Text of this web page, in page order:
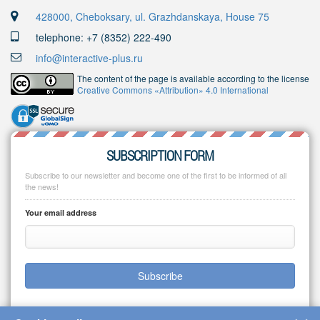
428000, Cheboksary, ul. Grazhdanskaya, House 75
telephone: +7 (8352) 222-490
info@interactive-plus.ru
The content of the page is available according to the license
Creative Commons «Attribution» 4.0 International
SUBSCRIPTION FORM
Subscribe to our newsletter and become one of the first to be informed of all
the news!
Your email address
Subscribe